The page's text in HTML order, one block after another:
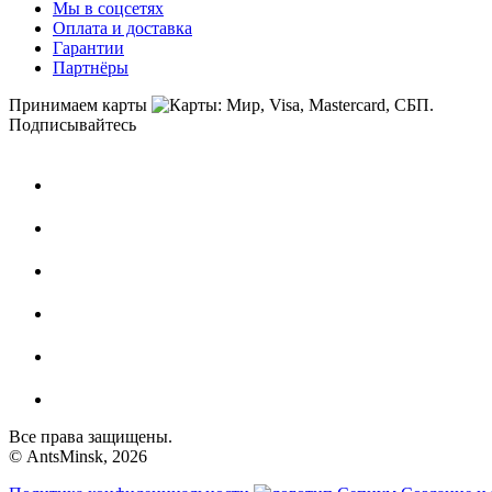
Мы в соцсетях
Оплата и доставка
Гарантии
Партнёры
Принимаем карты
Подписывайтесь
Все права защищены.
© AntsMinsk, 2026